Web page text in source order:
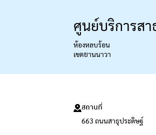
ศูนย์บริการส
ห้องหลบร้อน
เขตยานนาวา
สถานที่
663 ถนนสาธุประดิษฐ์